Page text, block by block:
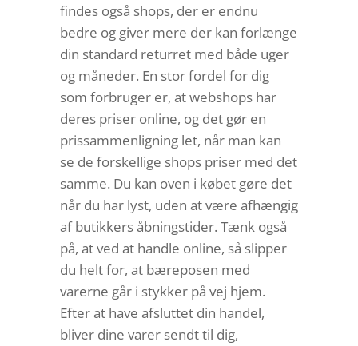
findes også shops, der er endnu
bedre og giver mere der kan forlænge
din standard returret med både uger
og måneder. En stor fordel for dig
som forbruger er, at webshops har
deres priser online, og det gør en
prissammenligning let, når man kan
se de forskellige shops priser med det
samme. Du kan oven i købet gøre det
når du har lyst, uden at være afhængig
af butikkers åbningstider. Tænk også
på, at ved at handle online, så slipper
du helt for, at bæreposen med
varerne går i stykker på vej hjem.
Efter at have afsluttet din handel,
bliver dine varer sendt til dig,